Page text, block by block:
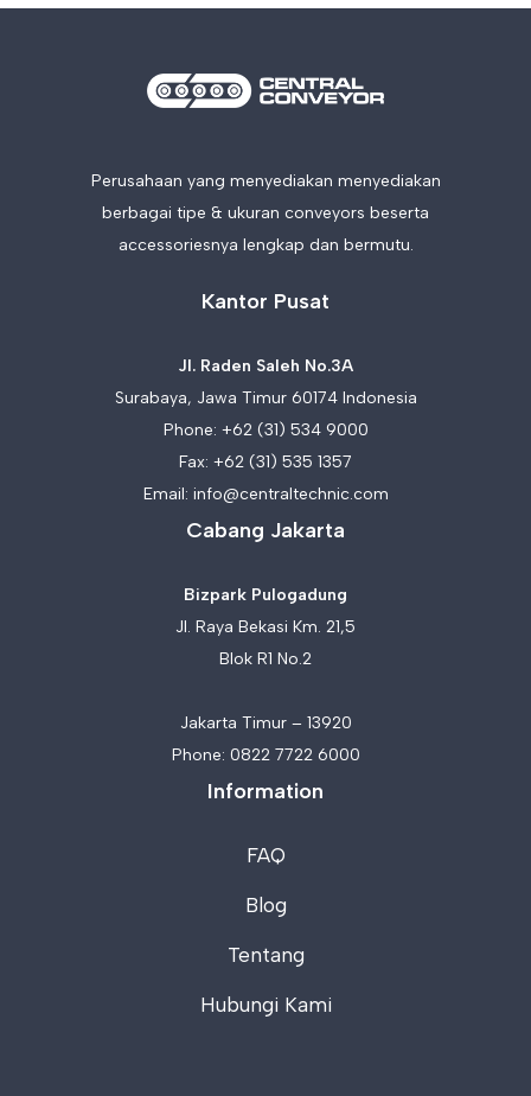
Perusahaan yang menyediakan menyediakan
berbagai tipe & ukuran conveyors beserta
accessoriesnya lengkap dan bermutu.
Kantor Pusat
Jl. Raden Saleh No.3A
Surabaya, Jawa Timur 60174 Indonesia
Phone: +62 (31) 534 9000
Fax: +62 (31) 535 1357
Email: info@centraltechnic.com
Cabang Jakarta
Bizpark Pulogadung
Jl. Raya Bekasi Km. 21,5
Blok R1 No.2
Jakarta Timur – 13920
Phone: 0822 7722 6000
Information
FAQ
Blog
Tentang
Hubungi Kami